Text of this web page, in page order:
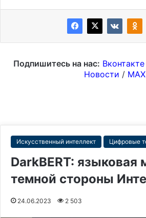
Подпишитесь на нас: Вконтакте
Новости / MAX